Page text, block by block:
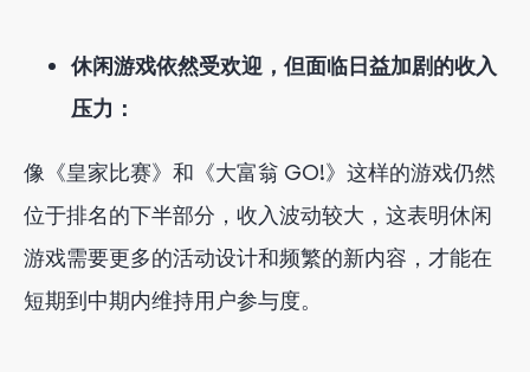
休闲游戏依然受欢迎，但面临日益加剧的收入
压力：
像《皇家比赛》和《大富翁 GO!》这样的游戏仍然
位于排名的下半部分，收入波动较大，这表明休闲
游戏需要更多的活动设计和频繁的新内容，才能在
短期到中期内维持用户参与度。